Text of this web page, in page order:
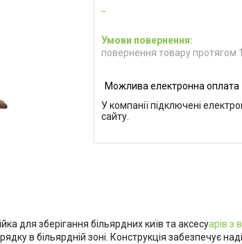
повернення товару протягом
У компанії підключені
сайту.
для зберігання більярдних київ та аксесуарів з
в більярдній зоні. Конструкція забезпечує